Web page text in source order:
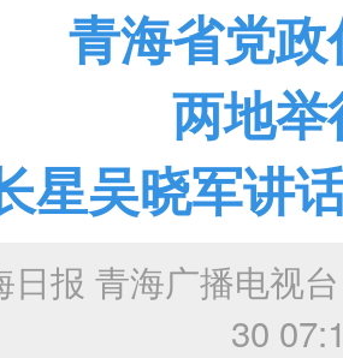
青海省党
两地
星吴晓军讲
日报 青海广播电
30